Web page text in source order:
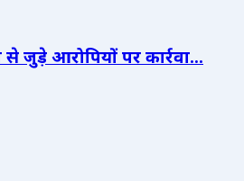
जुड़े आरोपियों पर कार्रवा...